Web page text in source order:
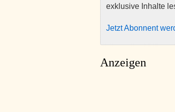
exklusive Inhalte
Jetzt Abonnent
Anzeigen